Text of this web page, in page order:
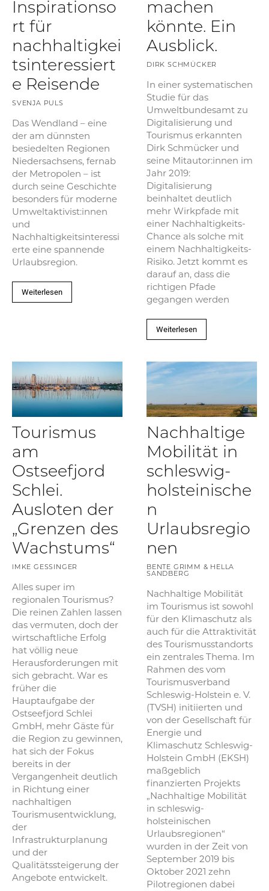
Inspirationso
rt für
nachhaltigkei
tsinteressiert
e Reisende
SVENJA PULS
Das Wendland – eine
der am dünnsten
besiedelten Regionen
Niedersachsens, fernab
der Metropolen – ist
durch seine Geschichte
besonders für moderne
Umweltaktivist:innen
und
Nachhaltigkeitsinteressi
erte eine spannende
Urlaubsregion.
Weiterlesen
machen
könnte. Ein
Ausblick.
DIRK SCHMÜCKER
In einer systematischen
Studie für das
Umweltbundesamt zu
Digitalisierung und
Tourismus erkannten
Dirk Schmücker und
seine Mitautor:innen im
Jahr 2019:
Digitalisierung
beinhaltet deutlich
mehr Wirkpfade mit
einer Nachhaltigkeits-
Chance als solche mit
einem Nachhaltigkeits-
Risiko. Jetzt kommt es
darauf an, dass die
richtigen Pfade
gegangen werden
Weiterlesen
Tourismus
am
Ostseefjord
Schlei.
Ausloten der
„Grenzen des
Wachstums“
IMKE GESSINGER
Alles super im
regionalen Tourismus?
Die reinen Zahlen lassen
das vermuten, doch der
wirtschaftliche Erfolg
hat völlig neue
Herausforderungen mit
sich gebracht. War es
früher die
Hauptaufgabe der
Ostseefjord Schlei
GmbH, mehr Gäste für
die Region zu gewinnen,
hat sich der Fokus
bereits in der
Vergangenheit deutlich
in Richtung einer
nachhaltigen
Tourismusentwicklung,
der
Infrastrukturplanung
und der
Qualitätssteigerung der
Angebote entwickelt.
Nachhaltige
Mobilität in
schleswig-
holsteinische
n
Urlaubsregio
nen
BENTE GRIMM & HELLA
SANDBERG
Nachhaltige Mobilität
im Tourismus ist sowohl
für den Klimaschutz als
auch für die Attraktivität
des Tourismusstandorts
ein zentrales Thema. Im
Rahmen des vom
Tourismusverband
Schleswig-Holstein e. V.
(TVSH) initiierten und
von der Gesellschaft für
Energie und
Klimaschutz Schleswig-
Holstein GmbH (EKSH)
maßgeblich
finanzierten Projekts
„Nachhaltige Mobilität
in schleswig-
holsteinischen
Urlaubsregionen“
wurden in der Zeit von
September 2019 bis
Oktober 2021 zehn
Pilotregionen dabei